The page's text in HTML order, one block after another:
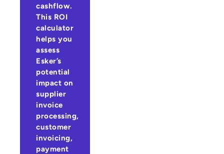
cashflow.
This ROI
calculator
helps you
assess
Esker’s
potential
impact on
supplier
invoice
processing,
customer
invoicing,
payment